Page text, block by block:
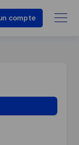
compte